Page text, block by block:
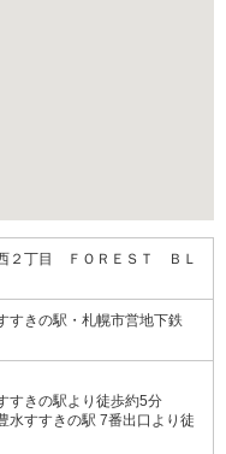
２丁目 ＦＯＲＥＳＴ ＢＬ
きの駅・札幌市営地下鉄
きの駅より徒歩約5分
すすきの駅 7番出口より徒